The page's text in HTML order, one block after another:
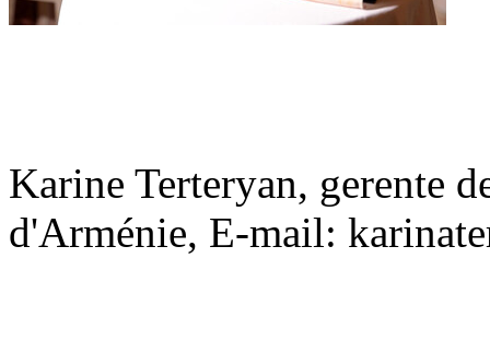
Karine Terteryan, gerente
d'Arménie, E-mail: